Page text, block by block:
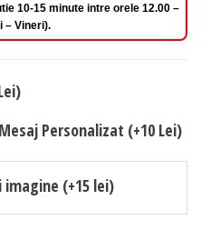
10-15 minute intre orele 12.00 –
– Vineri).
Personalizat (+10 Lei)
imagine (+15 lei)